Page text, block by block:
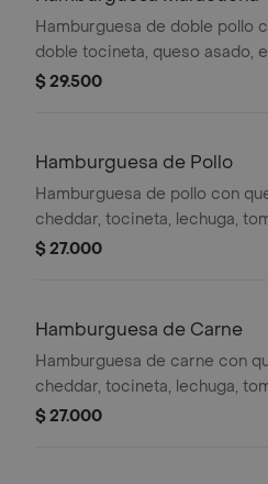
Hamburguesa de doble pollo
doble tocineta, queso asado,
de repollo, papas ripio y
$ 29.500
Hamburguesa de Pollo
Hamburguesa de pollo con
cheddar, tocineta, lechuga,
papas fritas y combo a elegir.
$ 27.000
Hamburguesa de Carne
Hamburguesa de carne con
cheddar, tocineta, lechuga,
cebolla, papas fritas y combo a
$ 27.000